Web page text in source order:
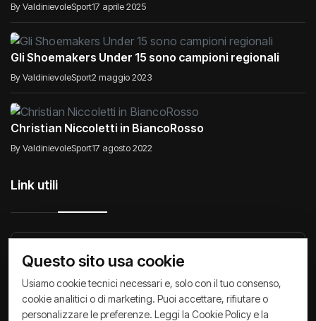
By ValdinievoleSport17 aprile 2025
Gli Shoemakers Under 15 sono campioni regionali
By ValdinievoleSport2 maggio 2023
Christian Niccoletti in BiancoRosso
By ValdinievoleSport17 agosto 2022
Link utili
Raccontiamo di Noi Comunicati
Privacy Policy Cookie Policy Archivio News
Questo sito usa cookie
Usiamo cookie tecnici necessari e, solo con il tuo consenso,
cookie analitici o di marketing. Puoi accettare, rifiutare o
personalizzare le preferenze. Leggi la Cookie Policy e la